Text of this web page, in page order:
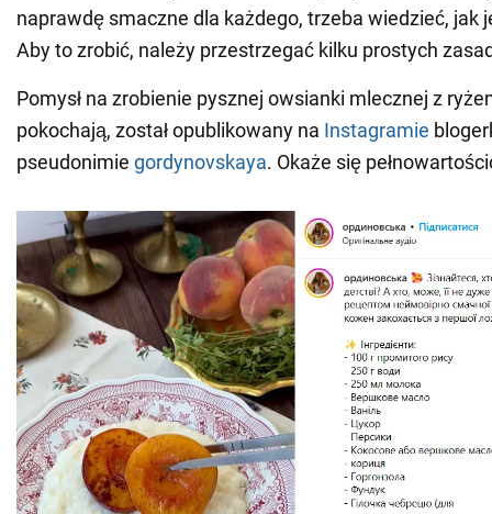
naprawdę smaczne dla każdego, trzeba wiedzieć, jak
Aby to zrobić, należy przestrzegać kilku prostych
Pomysł na zrobienie pysznej owsianki mlecznej z
pokochają, został opublikowany na Instagramie
pseudonimie gordynovskaya. Okaże się